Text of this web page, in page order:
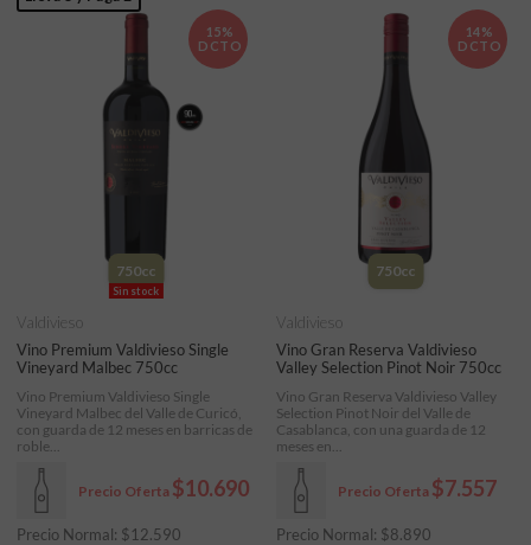
15%
DCTO
750cc
Sin stock
Vino Premium Valdivieso Single
Vineyard Malbec 750cc
Precio Oferta $10.690
Precio Normal: $12.590
Valdivieso
Vino Premium Valdivieso Single
Vineyard Malbec del Valle de Curicó,
con guarda de 12 meses en barricas de
roble...
14%
DCTO
750cc
Vino Gran Reserva Valdivieso
Valley Selection Pinot Noir 750cc
Precio Oferta $7.557
Precio Normal: $8.890
Valdivieso
Vino Gran Reserva Valdivieso Valley
Selection Pinot Noir del Valle de
Casablanca, con una guarda de 12
meses en...